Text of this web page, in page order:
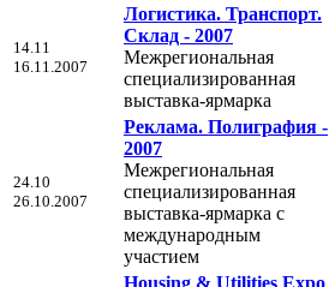
14.11
16.11.2007
Логистика. Транспорт.
Склад - 2007
Межрегиональная
cпециализированная
выставка-ярмарка
24.10
26.10.2007
Реклама. Полиграфия -
2007
Межрегиональная
cпециализированная
выставка-ярмарка с
международным
участием